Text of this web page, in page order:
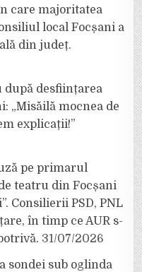
care majoritatea
local Focșani a
din județ.
după desființarea
„Misăilă mocnea de
explicații!”
pe primarul
teatru din Focșani
Consilierii PSD, PNL
în timp ce AUR s-
31/07/2026
sondei sub oglinda